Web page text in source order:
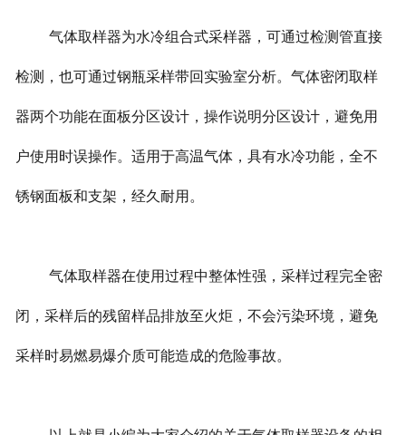
气体取样器为水冷组合式采样器，可通过检测管直接
检测，也可通过钢瓶采样带回实验室分析。气体密闭取样
器两个功能在面板分区设计，操作说明分区设计，避免用
户使用时误操作。适用于高温气体，具有水冷功能，全不
锈钢面板和支架，经久耐用。
气体取样器在使用过程中整体性强，采样过程完全密
闭，采样后的残留样品排放至火炬，不会污染环境，避免
采样时易燃易爆介质可能造成的危险事故。